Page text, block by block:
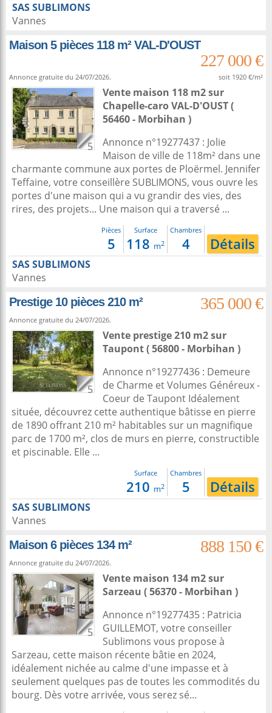
SAS SUBLIMONS
Vannes
Maison 5 pièces 118 m² VAL-D'OUST
227 000 €
Annonce gratuite du 24/07/2026. soit 1920 €/m²
5
Vente maison 118 m2sur
Chapelle-caroVAL-D'OUST (
56460 - Morbihan )
Annonce n°19277437 : Jolie
Maison de ville de 118m² dans une
charmante commune aux portes de Ploërmel. Jennifer
Teffaine, votre conseillère SUBLIMONS, vous ouvre les
portes d'une maison qui a vu grandir des vies, des
rires, des projets... Une maison qui a traversé ...
Pièces
5
Surface
118 m2
Chambres
4 Détails
SAS SUBLIMONS
Vannes
Prestige 10 pièces 210 m²
365 000 €
Annonce gratuite du 24/07/2026.
5
Vente prestige 210 m2sur
Taupont( 56800 - Morbihan )
Annonce n°19277436 : Demeure
de Charme et Volumes Généreux -
Coeur de Taupont Idéalement
située, découvrez cette authentique bâtisse en pierre
de 1890 offrant 210 m² habitables sur un magnifique
parc de 1700 m², clos de murs en pierre, constructible
et piscinable. Elle ...
Surface
210 m2
Chambres
5 Détails
SAS SUBLIMONS
Vannes
Maison 6 pièces 134 m²
888 150 €
Annonce gratuite du 24/07/2026.
5
Vente maison 134 m2sur
Sarzeau ( 56370 - Morbihan )
Annonce n°19277435 : Patricia
GUILLEMOT, votre conseiller
Sublimons vous propose à
Sarzeau, cette maison récente bâtie en 2024,
idéalement nichée au calme d'une impasse et à
seulement quelques pas de toutes les commodités du
bourg. Dès votre arrivée, vous serez sé...